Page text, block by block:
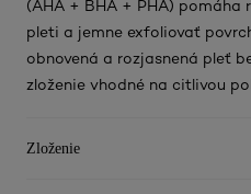
(AHA + BHA + PHA)
pleti a jemne exfoliovať
obnovená a rozjasnená pleť
zloženie vhodné na citlivou
Zloženie